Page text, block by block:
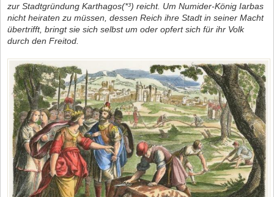
zur Stadtgründung Karthagos(*³) reicht. Um Numider-König Iarbas
nicht heiraten zu müssen, dessen Reich ihre Stadt in seiner Macht
übertrifft, bringt sie sich selbst um oder opfert sich für ihr Volk
durch den Freitod.